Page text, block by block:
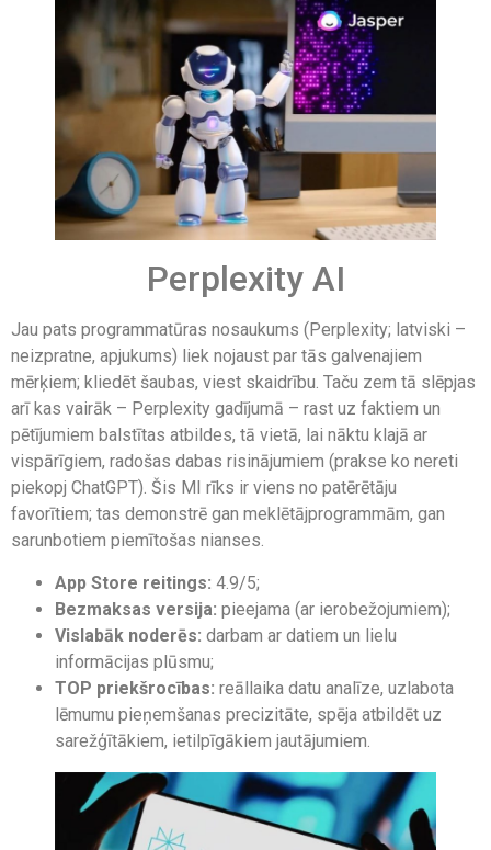
Perplexity AI
Jau pats programmatūras nosaukums (Perplexity; latviski –
neizpratne, apjukums) liek nojaust par tās galvenajiem
mērķiem; kliedēt šaubas, viest skaidrību. Taču zem tā slēpjas
arī kas vairāk – Perplexity gadījumā – rast uz faktiem un
pētījumiem balstītas atbildes, tā vietā, lai nāktu klajā ar
vispārīgiem, radošas dabas risinājumiem (prakse ko nereti
piekopj ChatGPT). Šis MI rīks ir viens no patērētāju
favorītiem; tas demonstrē gan meklētājprogrammām, gan
sarunbotiem piemītošas nianses.
App Store reitings: 4.9/5;
Bezmaksas versija: pieejama (ar ierobežojumiem);
Vislabāk noderēs: darbam ar datiem un lielu
informācijas plūsmu;
TOP priekšrocības: reāllaika datu analīze, uzlabota
lēmumu pieņemšanas precizitāte, spēja atbildēt uz
sarežģītākiem, ietilpīgākiem jautājumiem.